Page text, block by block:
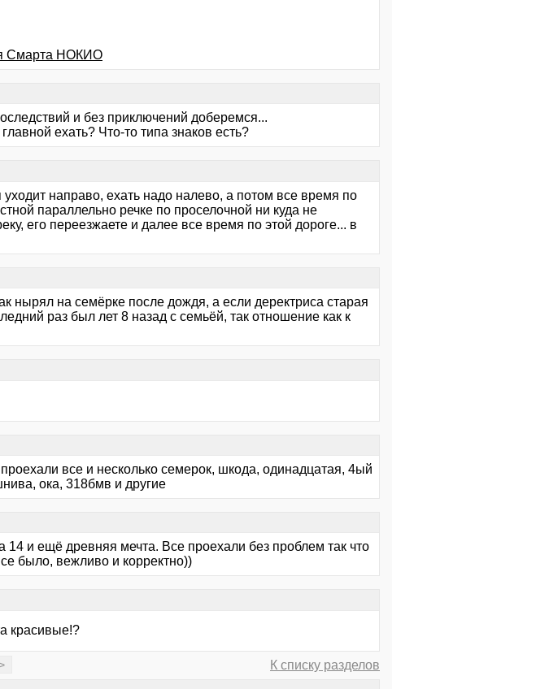
Смарта НОКИО
и без приключений доберемся...
ехать? Что-то типа знаков есть?
направо, ехать надо налево, а потом все время по
параллельно речке по проселочной ни куда не
его переезжаете и далее все время по этой дороге... в
нырял на семёрке после дождя, а если деректриса старая
раз был лет 8 назад с семьёй, так отношение как к
все и несколько семерок, шкода, одинадцатая, 4ый
ока, 318бмв и другие
и ещё древняя мечта. Все проехали без проблем так что
было, вежливо и корректно))
красивые!?
К списку разделов